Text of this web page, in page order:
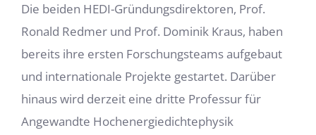
Die beiden HEDI-Gründungsdirektoren, Prof.
Ronald Redmer und Prof. Dominik Kraus, haben
bereits ihre ersten Forschungsteams aufgebaut
und internationale Projekte gestartet. Darüber
hinaus wird derzeit eine dritte Professur für
Angewandte Hochenergiedichtephysik